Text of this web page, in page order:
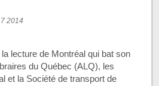
2014
lecture de Montréal qui bat son
du Québec (ALQ), les
et la Société de transport de